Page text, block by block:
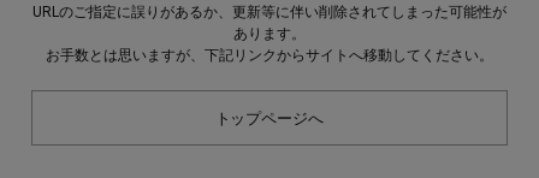
URLのご指定に誤りがあるか、更新等に伴い削除されてしまった可能性が
あります。
お手数とは思いますが、下記リンクからサイトへ移動してください。
トップページへ